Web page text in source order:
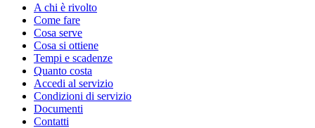
A chi è rivolto
Come fare
Cosa serve
Cosa si ottiene
Tempi e scadenze
Quanto costa
Accedi al servizio
Condizioni di servizio
Documenti
Contatti